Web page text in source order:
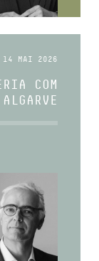
14 MAI 2026
COM